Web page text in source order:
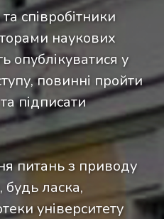
співробітники
наукових
опублікуватися у
повинні пройти
підписати
питань з приводу
будь ласка,
університету